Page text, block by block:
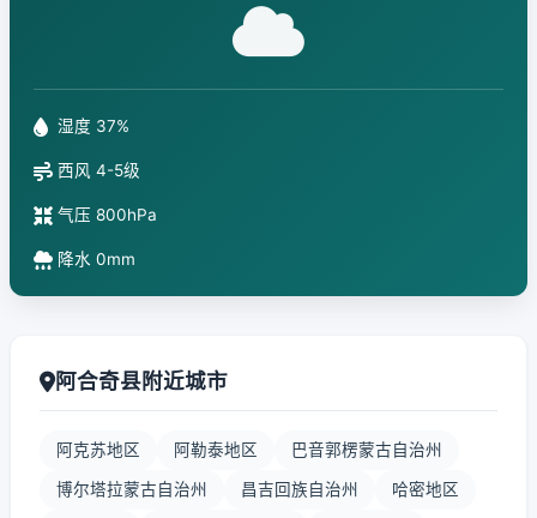
湿度 37%
西风 4-5级
气压 800hPa
降水 0mm
阿合奇县附近城市
阿克苏地区 阿勒泰地区 巴音郭楞蒙古自治州
博尔塔拉蒙古自治州 昌吉回族自治州 哈密地区